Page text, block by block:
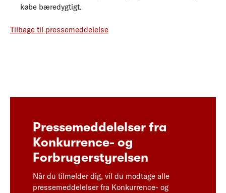
købe bæredygtigt.
Tilbage til pressemeddelelse
Pressemeddelelser fra
Konkurrence- og
Forbrugerstyrelsen
Når du tilmelder dig, vil du modtage alle
pressemeddelelser fra Konkurrence- og